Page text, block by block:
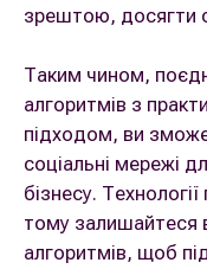
зрештою, досягти
Таким чином,
алгоритмів з
підходом, ви
соціальні мережі
бізнесу.
тому залишайтеся
алгоритмів, щоб